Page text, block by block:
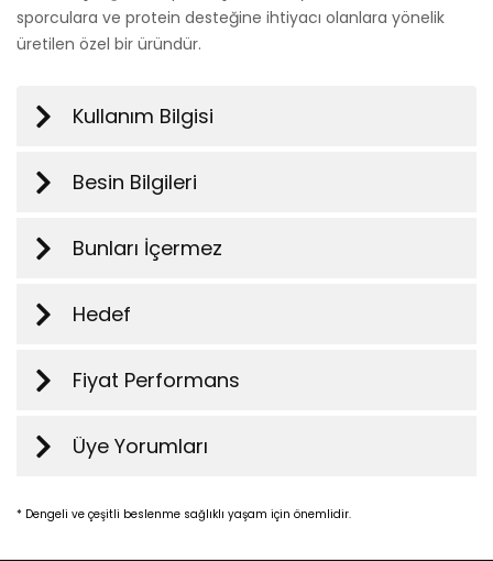
sporculara ve protein desteğine ihtiyacı olanlara yönelik
üretilen özel bir üründür.
Kullanım Bilgisi
Besin Bilgileri
Bunları İçermez
Hedef
Fiyat Performans
Üye Yorumları
* Dengeli ve çeşitli beslenme sağlıklı yaşam için önemlidir.